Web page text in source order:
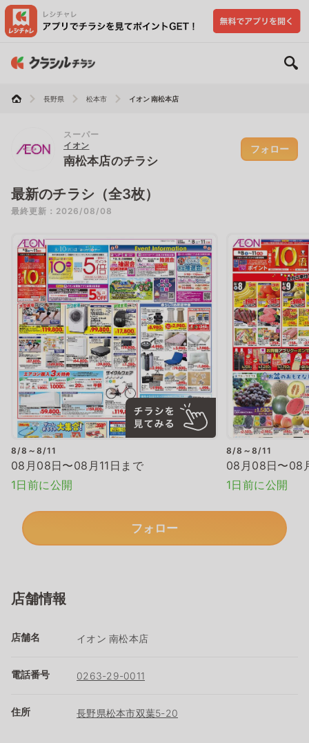
長野県 松本市 イオン 南松本店
スーパー
イオン
南松本店のチラシ
フォロー
最新のチラシ（全3枚）
最終更新：2026/08/08
8/8～8/11
08月08日〜08月11日まで
1日前に公開
8/8～8/11
08月08日〜08
1日前に公開
フォロー
店舗情報
店舗名 イオン 南松本店
電話番号 0263-29-0011
住所 長野県松本市双葉5-20